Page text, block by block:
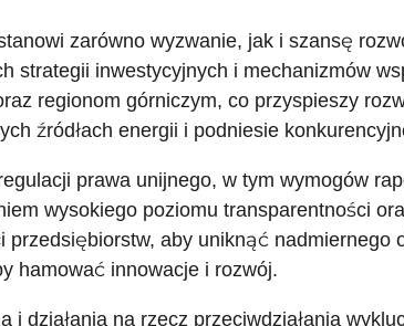
zarówno wyzwanie, jak i szansę
strategii inwestycyjnych i mechanizmów
regionom górniczym, co przyspieszy
źródłach energii i podniesie
prawa unijnego, w tym wymogów
wysokiego poziomu transparentności
przedsiębiorstw, aby uniknąć nadmiernego
hamować innowacje i rozwój.
i działania na rzecz przeciwdziałania